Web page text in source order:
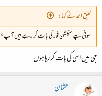
لئیق احمد نے کہا:
سونی پلے سٹیشن فور کی بات کر رہے ہیں آپ؟
جی میں اسی کی بات کر رہا ہوں
عثمان